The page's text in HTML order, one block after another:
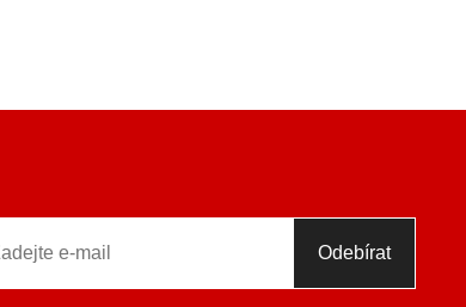
Odebírat